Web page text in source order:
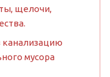
щелочи,
канализацию
мусора